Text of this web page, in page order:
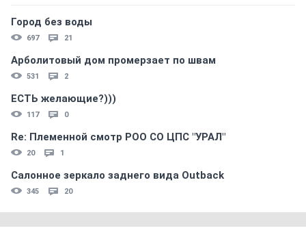
Город без воды
697 21
Арболитовый дом промерзает по швам
531 2
ЕСТЬ желающие?)))
117 0
Re: Племеннoй смoтр РOO CO ЦПС "УРАЛ"
20 1
Салонное зеркало заднего вида Outback
345 20